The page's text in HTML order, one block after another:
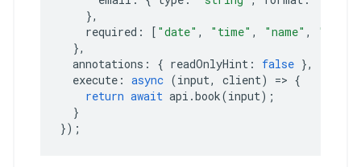
},
required : [ "date" , "time" , "name" ,
},
annotations : { readOnlyHint : false },
execute : async (input, client) => {
return await api .book(input);
}
});